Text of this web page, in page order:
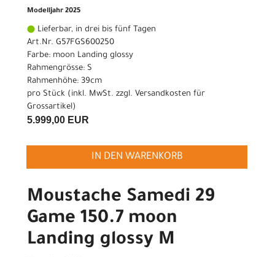
Modelljahr 2025
Lieferbar, in drei bis fünf Tagen
Art.Nr. G57FGS600250
Farbe: moon Landing glossy
Rahmengrösse: S
Rahmenhöhe: 39cm
pro Stück (inkl. MwSt. zzgl. Versandkosten für
Grossartikel)
5.999,00 EUR
IN DEN WARENKORB
Moustache Samedi 29
Game 150.7 moon
Landing glossy M